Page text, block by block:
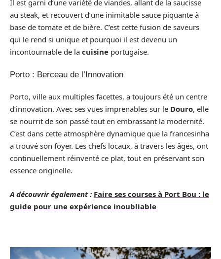
Il est garni d’une variété de viandes, allant de la saucisse
au steak, et recouvert d’une inimitable sauce piquante à
base de tomate et de bière. C’est cette fusion de saveurs
qui le rend si unique et pourquoi il est devenu un
incontournable de la cuisine portugaise.
Porto : Berceau de l’Innovation
Porto, ville aux multiples facettes, a toujours été un centre
d’innovation. Avec ses vues imprenables sur le Douro, elle
se nourrit de son passé tout en embrassant la modernité.
C’est dans cette atmosphère dynamique que la francesinha
a trouvé son foyer. Les chefs locaux, à travers les âges, ont
continuellement réinventé ce plat, tout en préservant son
essence originelle.
A découvrir également : Faire ses courses à Port Bou : le
guide pour une expérience inoubliable